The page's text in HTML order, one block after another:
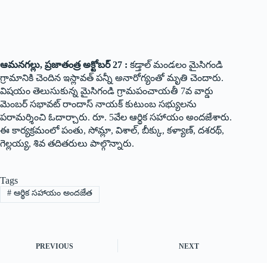
ఆమనగల్లు, ప్రజాతంత్ర అక్టోబర్ 27 : కడ్తాల్ మండలం మైసిగండి
గ్రామానికి చెందిన ఇస్లావత్ పన్నీ అనారోగ్యంతో మృతి చెందారు.
విషయం తెలుసుకున్న మైసిగండి గ్రామపంచాయతీ 7వ వార్డు
మెంబర్ సభావట్ రాందాస్ నాయక్ కుటుంబ సభ్యులను
పరామర్శించి ఓదార్చారు. రూ. 5వేల ఆర్థిక సహాయం అందజేశారు.
ఈ కార్యక్రమంలో పంతు, సోమ్లా, విశాల్, బీక్కు, కళ్యాణ్, దశరథ్,
గెల్లయ్య, శివ తదితరులు పాల్గొన్నారు.
Tags
#ఆర్థిక సహాయం అందజేత
PREVIOUS NEXT